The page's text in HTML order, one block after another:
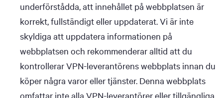
underförstådda, att innehållet på webbplatsen är
korrekt, fullständigt eller uppdaterat. Vi är inte
skyldiga att uppdatera informationen på
webbplatsen och rekommenderar alltid att du
kontrollerar VPN-leverantörens webbplats innan du
köper några varor eller tjänster. Denna webbplats
omfattar inte alla VPN-leverantörer eller tillgängliga